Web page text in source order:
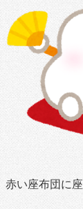
赤い座布団に